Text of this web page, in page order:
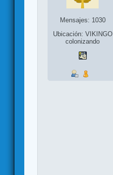
Mensajes: 1030
Ubicación: VIKINGO
colonizando